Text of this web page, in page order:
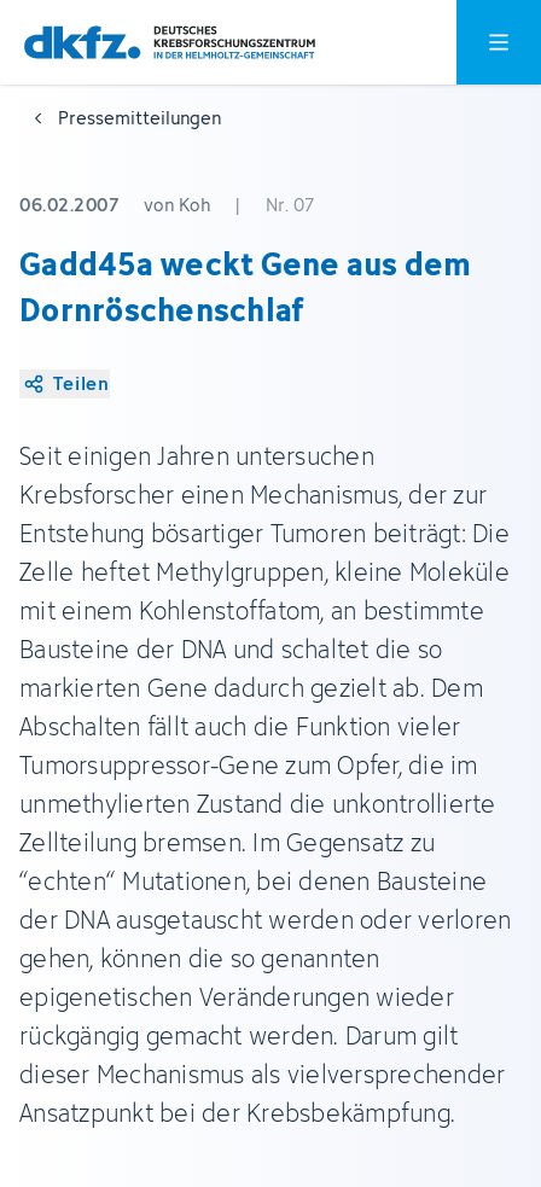
Zum
Hauptinhalt
springen
Zur
Fußzeile
springen
Pressemitteilungen
06.02.2007 von Koh | Nr. 07
Gadd45a weckt Gene aus dem
Dornröschenschlaf
Teilen
Seit einigen Jahren untersuchen
Krebsforscher einen Mechanismus, der zur
Entstehung bösartiger Tumoren beiträgt: Die
Zelle heftet Methylgruppen, kleine Moleküle
mit einem Kohlenstoffatom, an bestimmte
Bausteine der DNA und schaltet die so
markierten Gene dadurch gezielt ab. Dem
Abschalten fällt auch die Funktion vieler
Tumorsuppressor-Gene zum Opfer, die im
unmethylierten Zustand die unkontrollierte
Zellteilung bremsen. Im Gegensatz zu
“echten“ Mutationen, bei denen Bausteine
der DNA ausgetauscht werden oder verloren
gehen, können die so genannten
epigenetischen Veränderungen wieder
rückgängig gemacht werden. Darum gilt
dieser Mechanismus als vielversprechender
Ansatzpunkt bei der Krebsbekämpfung.